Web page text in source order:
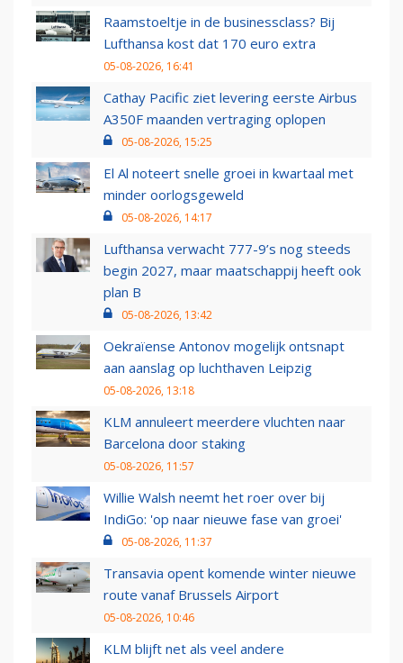
Raamstoeltje in de businessclass? Bij
Lufthansa kost dat 170 euro extra
05-08-2026, 16:41
Cathay Pacific ziet levering eerste Airbus
A350F maanden vertraging oplopen
05-08-2026, 15:25
El Al noteert snelle groei in kwartaal met
minder oorlogsgeweld
05-08-2026, 14:17
Lufthansa verwacht 777-9’s nog steeds
begin 2027, maar maatschappij heeft ook
plan B
05-08-2026, 13:42
Oekraïense Antonov mogelijk ontsnapt
aan aanslag op luchthaven Leipzig
05-08-2026, 13:18
KLM annuleert meerdere vluchten naar
Barcelona door staking
05-08-2026, 11:57
Willie Walsh neemt het roer over bij
IndiGo: 'op naar nieuwe fase van groei'
05-08-2026, 11:37
Transavia opent komende winter nieuwe
route vanaf Brussels Airport
05-08-2026, 10:46
KLM blijft net als veel andere